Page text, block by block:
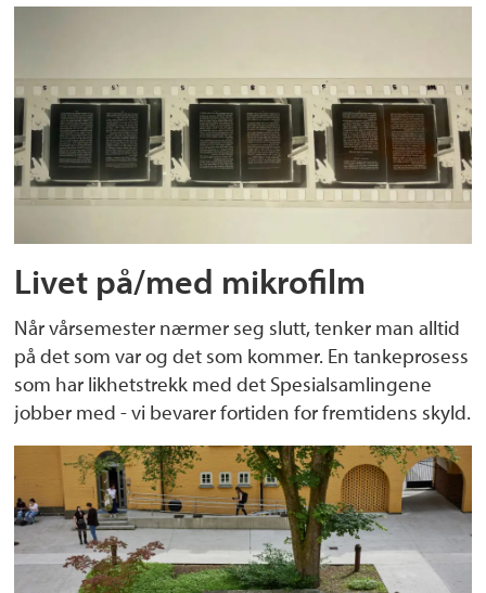
Livet på/med mikrofilm
Når vårsemester nærmer seg slutt, tenker man alltid
på det som var og det som kommer. En tankeprosess
som har likhetstrekk med det Spesialsamlingene
jobber med - vi bevarer fortiden for fremtidens skyld.